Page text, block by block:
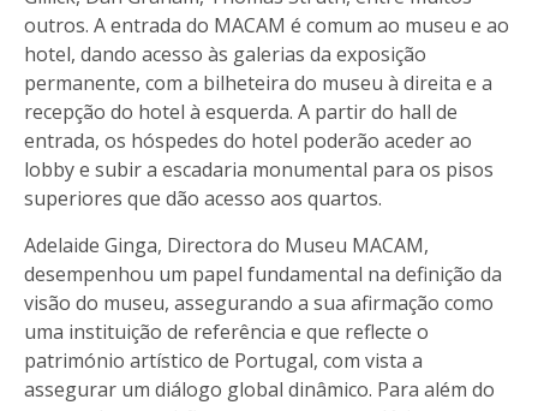
outros. A entrada do MACAM é comum ao museu e ao
hotel, dando acesso às galerias da exposição
permanente, com a bilheteira do museu à direita e a
recepção do hotel à esquerda. A partir do hall de
entrada, os hóspedes do hotel poderão aceder ao
lobby e subir a escadaria monumental para os pisos
superiores que dão acesso aos quartos.
Adelaide Ginga, Directora do Museu MACAM,
desempenhou um papel fundamental na definição da
visão do museu, assegurando a sua afirmação como
uma instituição de referência e que reflecte o
património artístico de Portugal, com vista a
assegurar um diálogo global dinâmico. Para além do